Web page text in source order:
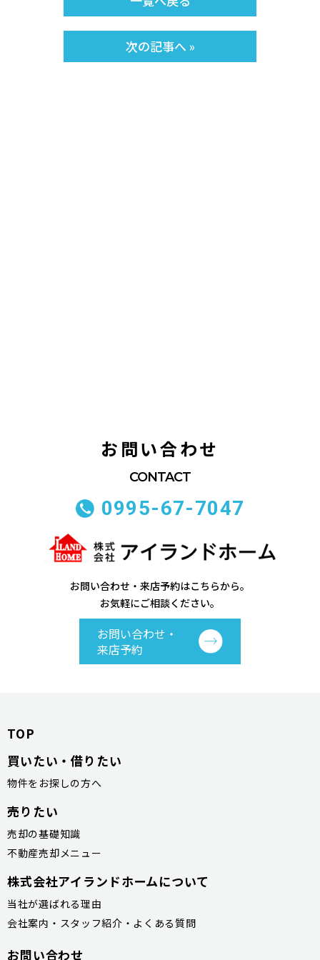
次の記事へ »
お問い合わせ
0995-67-7047
お問い合わせ・来店予約はこちらから。
お気軽にご相談ください。
お問い合わせ・
来店予約
TOP
買いたい・借りたい
物件をお探しの方へ
売りたい
売却の基礎知識
不動産売却メニュー
株式会社アイランドホームについて
当社が選ばれる理由
会社案内・スタッフ紹介・よくある質問
お問い合わせ